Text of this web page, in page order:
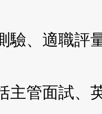
驗、適職評
主管面試、